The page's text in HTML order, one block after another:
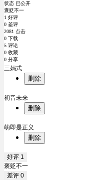
状态 已公开
褒贬不一
1 好评
0 差评
2081 点击
0 下载
5 评论
0 收藏
0 分享
三妈式
删除
初音未来
删除
萌即是正义
删除
好评 1
褒贬不一
差评 0